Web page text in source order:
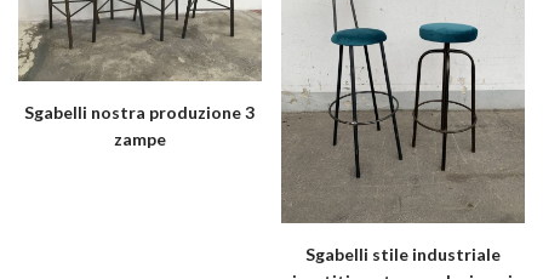
Sgabelli nostra produzione 3
zampe
Sgabelli stile industriale